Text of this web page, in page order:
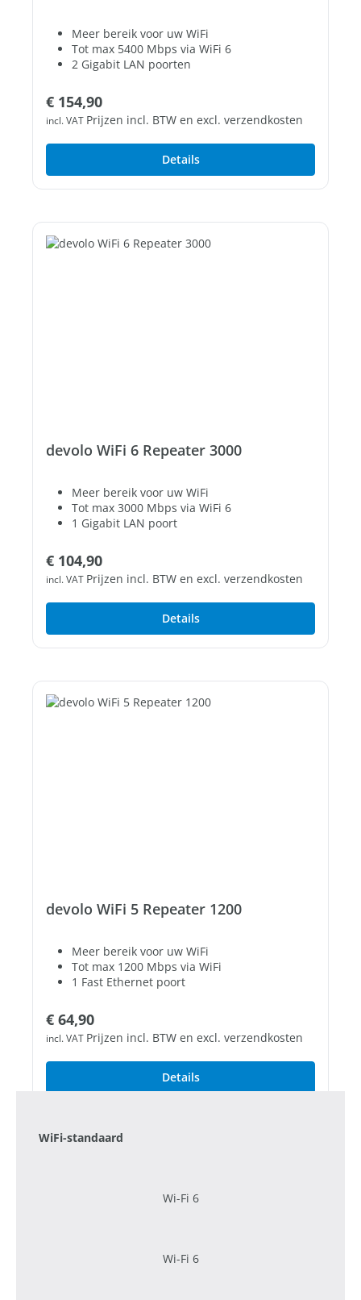
Meer bereik voor uw WiFi
Tot max 5400 Mbps via WiFi 6
2 Gigabit LAN poorten
Normale prijs:
€ 154,90
incl. VAT Prijzen incl. BTW en excl. verzendkosten
Details
devolo WiFi 6 Repeater 3000
Meer bereik voor uw WiFi
Tot max 3000 Mbps via WiFi 6
1 Gigabit LAN poort
Normale prijs:
€ 104,90
incl. VAT Prijzen incl. BTW en excl. verzendkosten
Details
devolo WiFi 5 Repeater 1200
Meer bereik voor uw WiFi
Tot max 1200 Mbps via WiFi
1 Fast Ethernet poort
Normale prijs:
€ 64,90
incl. VAT Prijzen incl. BTW en excl. verzendkosten
Details
WiFi-standaard
Wi-Fi 6
Wi-Fi 6